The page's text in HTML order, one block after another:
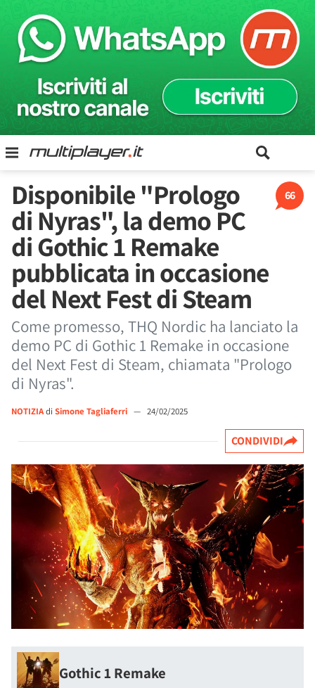
66
Disponibile "Prologo
di Nyras", la demo PC
di Gothic 1 Remake
pubblicata in occasione
del Next Fest di Steam
Come promesso, THQ Nordic ha lanciato la
demo PC di Gothic 1 Remake in occasione
del Next Fest di Steam, chiamata "Prologo
di Nyras".
NOTIZIAdi Simone Tagliaferri — 24/02/2025
CONDIVIDI
Gothic 1 Remake